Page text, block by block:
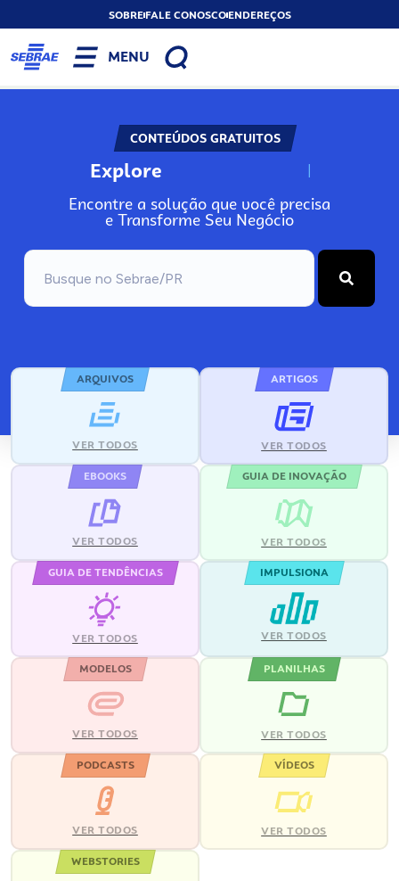
SOBREFALE CONOSCOENDEREÇOS
MENU
CONTEÚDOS GRATUITOS
Explore N
Encontre a solução que você precisa
e Transforme Seu Negócio
ARQUIVOS
VER TODOS
ARTIGOS
VER TODOS
EBOOKS
VER TODOS
GUIA DE INOVAÇÃO
VER TODOS
GUIA DE TENDÊNCIAS
VER TODOS
IMPULSIONA
VER TODOS
MODELOS
VER TODOS
PLANILHAS
VER TODOS
PODCASTS
VER TODOS
VÍDEOS
VER TODOS
WEBSTORIES